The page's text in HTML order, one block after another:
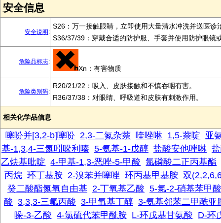
安全信息
安全说明 :
S26：万一接触眼睛，立即使用大量清水冲洗并送医诊
S36/37/39：穿戴合适的防护服、手套并使用防护眼镜
危险品标志:
Xn：有害物质
危险类别码:
R20/21/22：吸入、皮肤接触和不慎吞咽有害。
R36/37/38：对眼睛、呼吸道和皮肤有刺激作用。
相关化学品信息
噻吩并[3,2-b]噻吩 2,3-二氮杂萘 喹唑啉 1,5-萘啶 亚
基-1,3,4-三氮吲哚利嗪 5-氨基-1-戊醇 盐酸安他唑啉
乙炔基吡啶 4-甲基-1,3-恶唑-5-甲酸 氯磷酸二正丙基酯
丙烷 环丁基胺 2-溴苯并噻唑 环丙基甲基胺 双
癸二酸酯氮氧自由基 2-丁氧基乙酸 5-氯-2-硝基苯甲酸
酸 3,3,3-三氟丙酸 3-甲氧基丁醇 3-氨基邻苯二甲酰亚
哚-3-乙酸 4-氯硫代苯甲酰胺 L-环戊基甘氨酸 D-环